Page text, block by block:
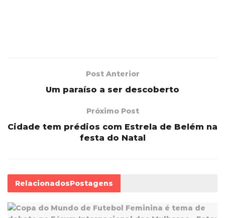
Post Anterior
Um paraíso a ser descoberto
Próximo Post
Cidade tem prédios com Estrela de Belém na
festa do Natal
RelacionadosPostagens